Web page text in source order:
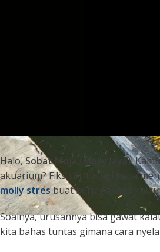
Halo,Sobat Moja (Molly Jaya)!
akuarium? Fiks sih itu lagi kena
molly stresbuat berjaga-jaga
Soalnya, urusannya bisa gawat
kita bahas tuntas gimana cara